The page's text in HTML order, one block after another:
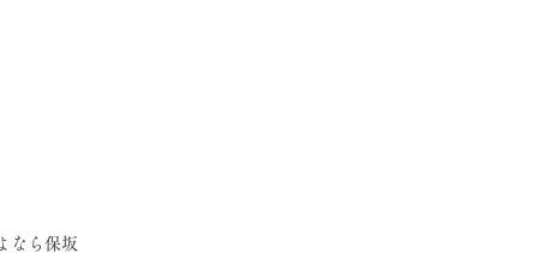
なら保坂